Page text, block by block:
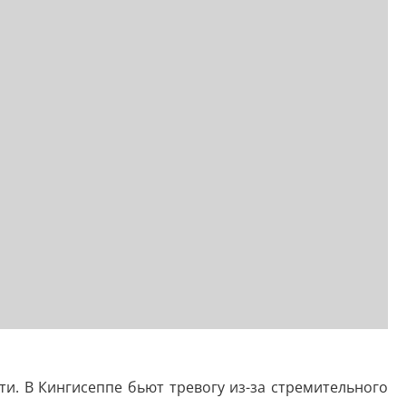
В Кингисеппе бьют тревогу из-за стремительного